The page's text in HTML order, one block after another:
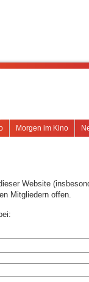
Morgen im Kino
Website
Mitgliedern offen.